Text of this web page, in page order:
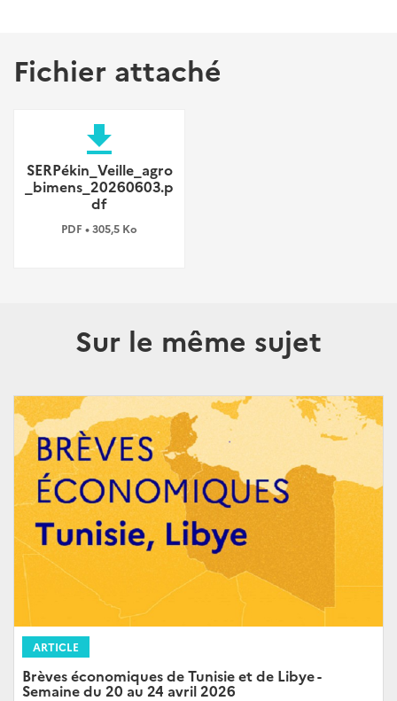
Fichier attaché
file_download
SERPékin_Veille_agro
_bimens_20260603.p
df
PDF • 305,5 Ko
Sur le même sujet
ARTICLE
Brèves économiques de Tunisie et de Libye -
Semaine du 20 au 24 avril 2026